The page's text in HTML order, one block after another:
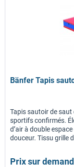
Bänfer Tapis
Tapis sautoir de
sportifs confirmés.
d’air à double
douceur. Tissu grille
Prix sur